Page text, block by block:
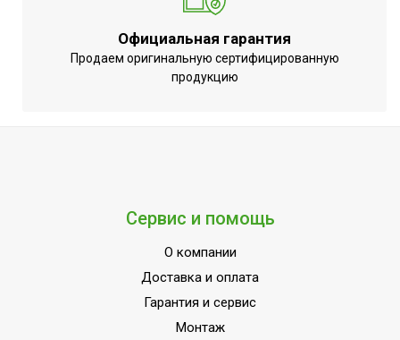
Механическая
регулировка
Вид управления
Отсутствует
Вариант размещения
Потолочное
элементов в комплекте
Пульт управления в
Официальная гарантия
Продаем оригинальную сертифицированную
продукцию
Сервис и помощь
О компании
Доставка и оплата
Гарантия и сервис
Монтаж